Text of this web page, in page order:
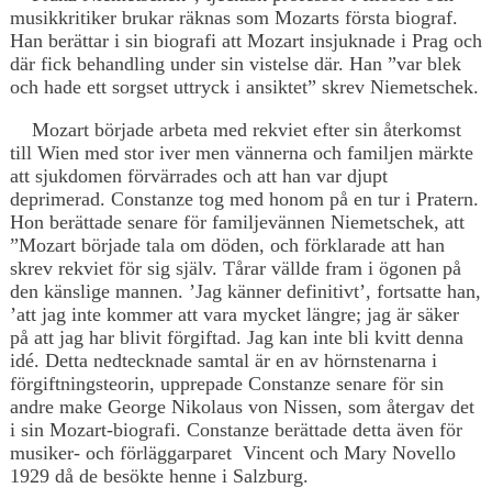
musikkritiker brukar räknas som Mozarts första biograf.
Han berättar i sin biografi att Mozart insjuknade i Prag och
där fick behandling under sin vistelse där. Han ”var blek
och hade ett sorgset uttryck i ansiktet” skrev Niemetschek.
Mozart började arbeta med rekviet efter sin återkomst
till Wien med stor iver men vännerna och familjen märkte
att sjukdomen förvärrades och att han var djupt
deprimerad. Constanze tog med honom på en tur i Pratern.
Hon berättade senare för familjevännen Niemetschek, att
”Mozart började tala om döden, och förklarade att han
skrev rekviet för sig själv. Tårar vällde fram i ögonen på
den känslige mannen. ’Jag känner definitivt’, fortsatte han,
’att jag inte kommer att vara mycket längre; jag är säker
på att jag har blivit förgiftad. Jag kan inte bli kvitt denna
idé. Detta nedtecknade samtal är en av hörnstenarna i
förgiftningsteorin, upprepade Constanze senare för sin
andre make George Nikolaus von Nissen, som återgav det
i sin Mozart-biografi. Constanze berättade detta även för
musiker- och förläggarparet Vincent och Mary Novello
1929 då de besökte henne i Salzburg.